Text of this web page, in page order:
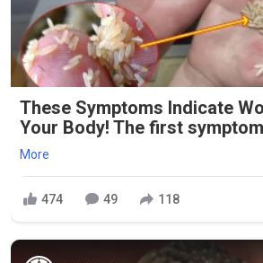
These Symptoms Indicate
Your Body! The first
More
474 49 118